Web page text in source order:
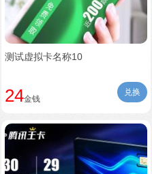
测试虚拟卡名称10
兑换
24金钱